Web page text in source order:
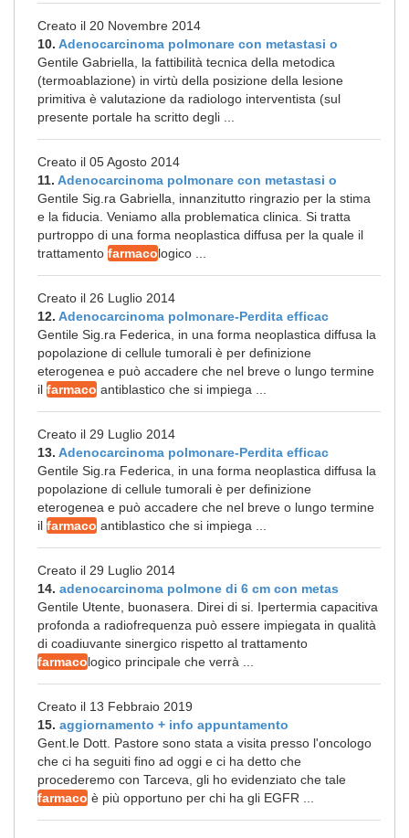
Creato il 20 Novembre 2014
10. Adenocarcinoma polmonare con metastasi o
Gentile Gabriella, la fattibilità tecnica della metodica
(termoablazione) in virtù della posizione della lesione
primitiva è valutazione da radiologo interventista (sul
presente portale ha scritto degli ...
Creato il 05 Agosto 2014
11. Adenocarcinoma polmonare con metastasi o
Gentile Sig.ra Gabriella, innanzitutto ringrazio per la stima
e la fiducia. Veniamo alla problematica clinica. Si tratta
purtroppo di una forma neoplastica diffusa per la quale il
trattamento farmacologico ...
Creato il 26 Luglio 2014
12. Adenocarcinoma polmonare-Perdita efficac
Gentile Sig.ra Federica, in una forma neoplastica diffusa la
popolazione di cellule tumorali è per definizione
eterogenea e può accadere che nel breve o lungo termine
il farmaco antiblastico che si impiega ...
Creato il 29 Luglio 2014
13. Adenocarcinoma polmonare-Perdita efficac
Gentile Sig.ra Federica, in una forma neoplastica diffusa la
popolazione di cellule tumorali è per definizione
eterogenea e può accadere che nel breve o lungo termine
il farmaco antiblastico che si impiega ...
Creato il 29 Luglio 2014
14. adenocarcinoma polmone di 6 cm con metas
Gentile Utente, buonasera. Direi di si. Ipertermia capacitiva
profonda a radiofrequenza può essere impiegata in qualità
di coadiuvante sinergico rispetto al trattamento
farmacologico principale che verrà ...
Creato il 13 Febbraio 2019
15. aggiornamento + info appuntamento
Gent.le Dott. Pastore sono stata a visita presso l'oncologo
che ci ha seguiti fino ad oggi e ci ha detto che
procederemo con Tarceva, gli ho evidenziato che tale
farmaco è più opportuno per chi ha gli EGFR ...